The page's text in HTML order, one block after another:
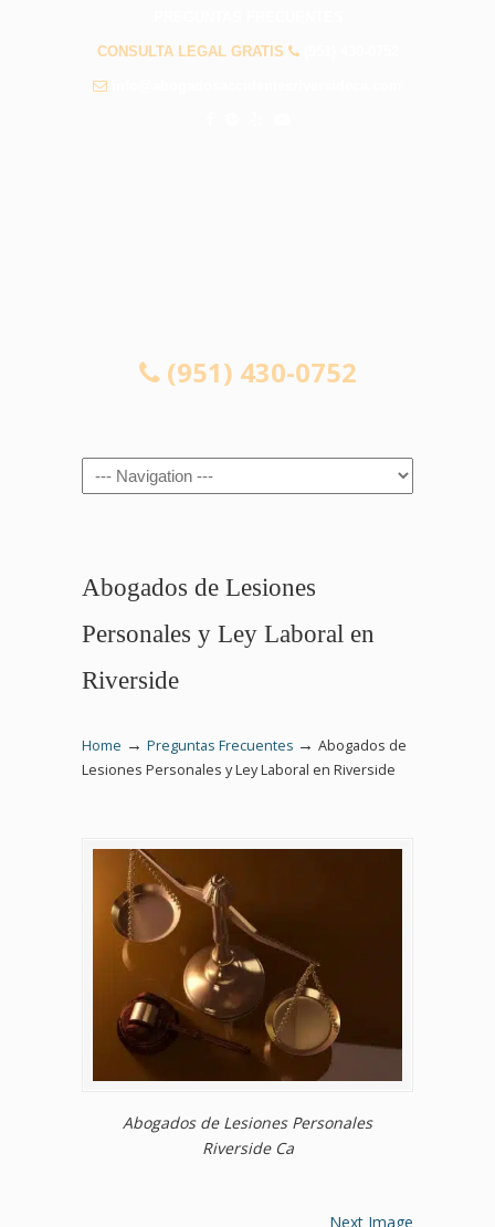
CONSULTA LEGAL GRATIS
(951) 430-0752
Navigation
Abogados de Lesiones
Personales y Ley Laboral en
Riverside
Home → Preguntas Frecuentes → Abogados de
Lesiones Personales y Ley Laboral en Riverside
Abogados de Lesiones Personales
Riverside Ca
Next Image